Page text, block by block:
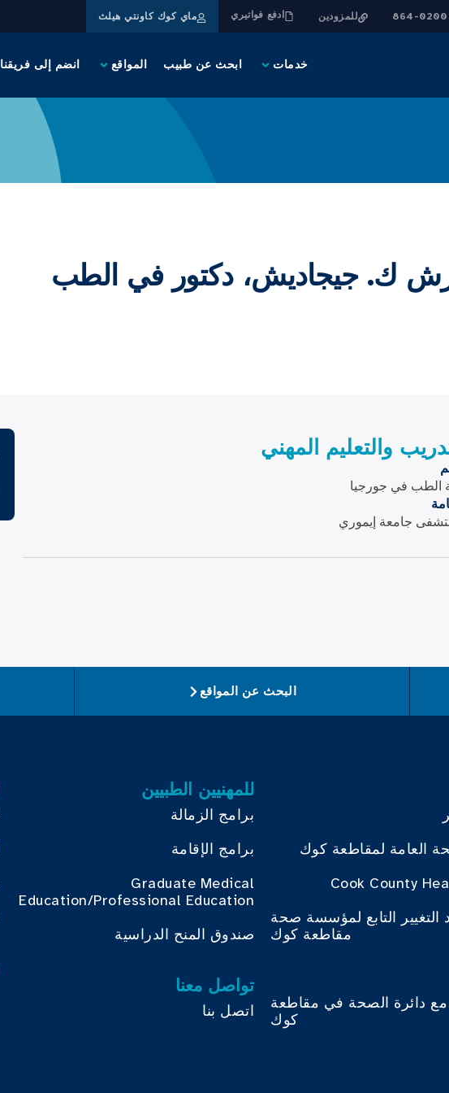
للمزودين ادفع فواتيري ماي كوك كاونتي هيلث
خدمات ابحث عن طبيب المواقع انضم إلى فريقنا
ك. جيجاديش، دكتور في الطب
والتعليم المهني
الطب في جورجيا
جامعة إيموري
البحث عن المواقع
العامة لمقاطعة كوك
Cook County
التغيير التابع لمؤسسة صحة
مقاطعة كوك
مع دائرة الصحة في مقاطعة
كوك
للمهنيين الطبيين
برامج الزمالة
برامج الإقامة
Graduate Medical
Education/Professional Education
صندوق المنح الدراسية
تواصل معنا
اتصل بنا